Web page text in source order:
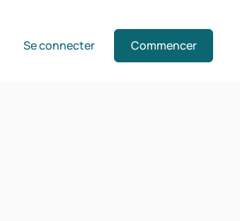
Se connecter Commencer